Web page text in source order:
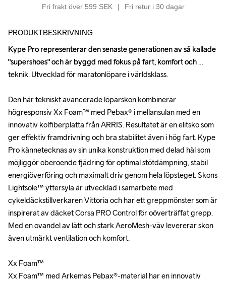
Fri frakt över 599 SEK Fri retur i 30 dagar
PRODUKTBESKRIVNING
Kype Pro representerar den senaste generationen av så kallade
"supershoes" och är byggd med fokus på fart, komfort och
teknik. Utvecklad för maratonlöpare i världsklass.
Den här tekniskt avancerade löparskon kombinerar
högresponsiv Xx Foam™ med Pebax® i mellansulan med en
innovativ kolfiberplatta från ARRIS. Resultatet är en elitsko som
ger effektiv framdrivning och bra stabilitet även i hög fart. Kype
Pro kännetecknas av sin unika konstruktion med delad häl som
möjliggör oberoende fjädring för optimal stötdämpning, stabil
energiöverföring och maximalt driv genom hela löpsteget. Skons
Lightsole™ yttersyla är utvecklad i samarbete med
cykeldäckstillverkaren Vittoria och har ett greppmönster som är
inspirerat av däcket Corsa PRO Control för oöverträffat grepp.
Med en ovandel av lätt och stark AeroMesh-väv levererar skon
även utmärkt ventilation och komfort.
Xx Foam™
Xx Foam™ med Arkemas Pebax®-material har en innovativ
Kype Pro representerar den senaste generationen av så kallade
"supershoes" och är byggd med fokus på fart, komfort och
teknik. Utvecklad för maratonlöpare i världsklass.
Den här tekniskt avancerade löparskon kombinerar
högresponsiv Xx Foam™ med Pebax® i mellansulan med en
innovativ kolfiberplatta från ARRIS. Resultatet är en elitsko som
ger effektiv framdrivning och bra stabilitet även i hög fart. Kype
Pro kännetecknas av sin unika konstruktion med delad häl som
möjliggör oberoende fjädring för optimal stötdämpning, stabil
energiöverföring och maximalt driv genom hela löpsteget. Skons
Lightsole™ yttersyla är utvecklad i samarbete med
cykeldäckstillverkaren Vittoria och har ett greppmönster som är
inspirerat av däcket Corsa PRO Control för oöverträffat grepp.
Med en ovandel av lätt och stark AeroMesh-väv levererar skon
även utmärkt ventilation och komfort.
Xx Foam™
Xx Foam™ med Arkemas Pebax®-material har en innovativ